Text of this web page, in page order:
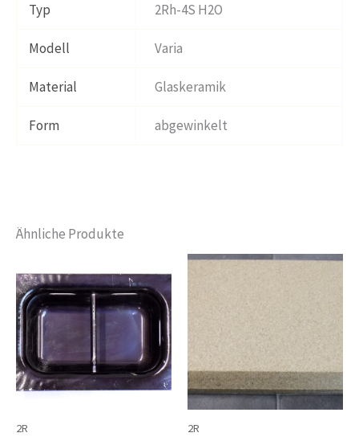
Typ 2Rh-4S H2O
Modell Varia
Material Glaskeramik
Form abgewinkelt
Ähnliche Produkte
2R 2R